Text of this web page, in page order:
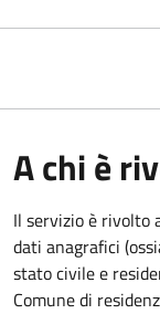
A chi è
Il servizio è rivolto
dati anagrafici
stato civile e
Comune di